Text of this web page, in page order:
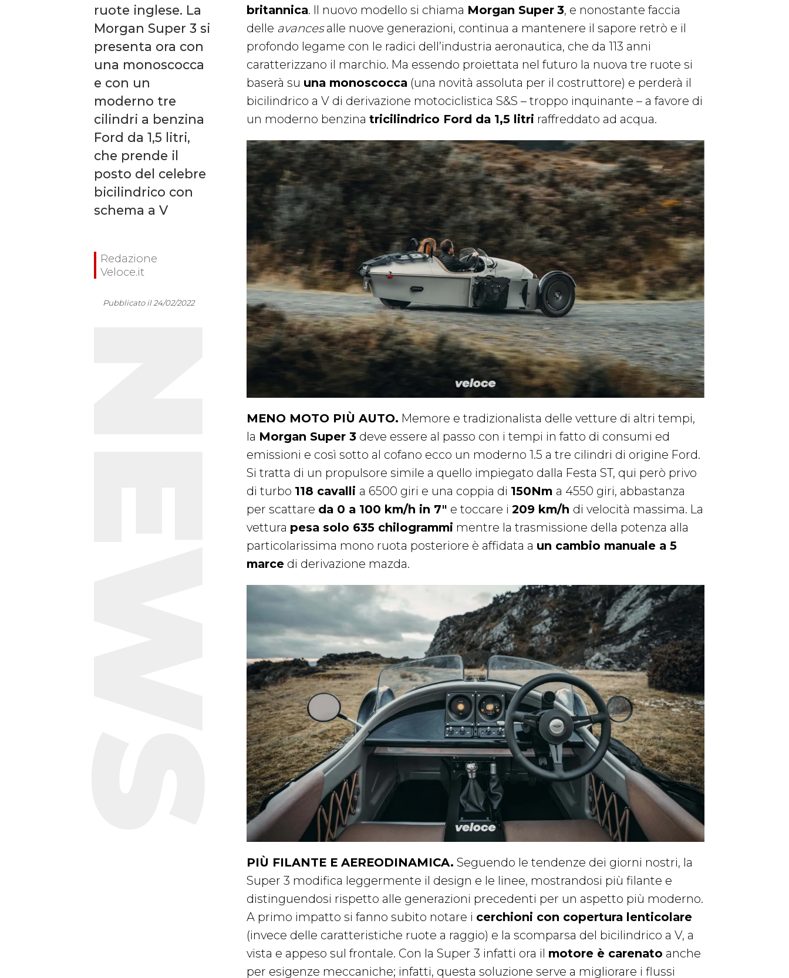
ruote inglese. La
Morgan Super 3 si
presenta ora con
una monoscocca
e con un
moderno tre
cilindri a benzina
Ford da 1,5 litri,
che prende il
posto del celebre
bicilindrico con
schema a V
Redazione
Veloce.it
Pubblicato il 24/02/2022
britannica. Il nuovo modello si chiama Morgan Super 3, e nonostante faccia
delle avancesalle nuove generazioni, continua a mantenere il sapore retrò e il
profondo legame con le radici dell’industria aeronautica, che da 113 anni
caratterizzano il marchio. Ma essendo proiettata nel futuro la nuova tre ruote si
baserà su una monoscocca (una novità assoluta per il costruttore) e perderà il
bicilindrico a V di derivazione motociclistica S&S – troppo inquinante – a favore di
un moderno benzina tricilindrico Ford da 1,5 litri raffreddato ad acqua.
MENO MOTO PIÙ AUTO. Memore e tradizionalista delle vetture di altri tempi,
la Morgan Super 3 deve essere al passo con i tempi in fatto di consumi ed
emissioni e così sotto al cofano ecco un moderno 1.5 a tre cilindri di origine Ford.
Si tratta di un propulsore simile a quello impiegato dalla Festa ST, qui però privo
di turbo 118 cavalli a 6500 giri e una coppia di 150Nm a 4550 giri, abbastanza
per scattare da 0 a 100 km/h in 7″ e toccare i 209 km/h di velocità massima. La
vettura pesa solo 635 chilogrammi mentre la trasmissione della potenza alla
particolarissima mono ruota posteriore è affidata a un cambio manuale a 5
marce di derivazione mazda.
PIÙ FILANTE E AEREODINAMICA. Seguendo le tendenze dei giorni nostri, la
Super 3 modifica leggermente il design e le linee, mostrandosi più filante e
distinguendosi rispetto alle generazioni precedenti per un aspetto più moderno.
A primo impatto si fanno subito notare i cerchioni con copertura lenticolare
(invece delle caratteristiche ruote a raggio) e la scomparsa del bicilindrico a V, a
vista e appeso sul frontale. Con la Super 3 infatti ora il motore è carenato anche
per esigenze meccaniche; infatti, questa soluzione serve a migliorare i flussi